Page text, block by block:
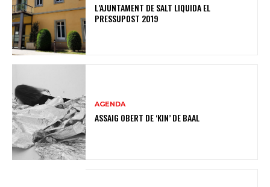
L’AJUNTAMENT DE SALT LIQUIDA EL
PRESSUPOST 2019
AGENDA
ASSAIG OBERT DE ‘KIN’ DE BAAL